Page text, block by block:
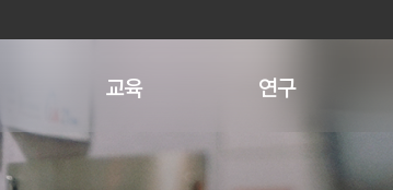
교육 연구